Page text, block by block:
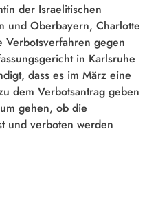
der Israelitischen
und Oberbayern, Charlotte
gegen
in Karlsruhe
dass es im März eine
dem Verbotsantrag geben
gehen, ob die
und verboten werden